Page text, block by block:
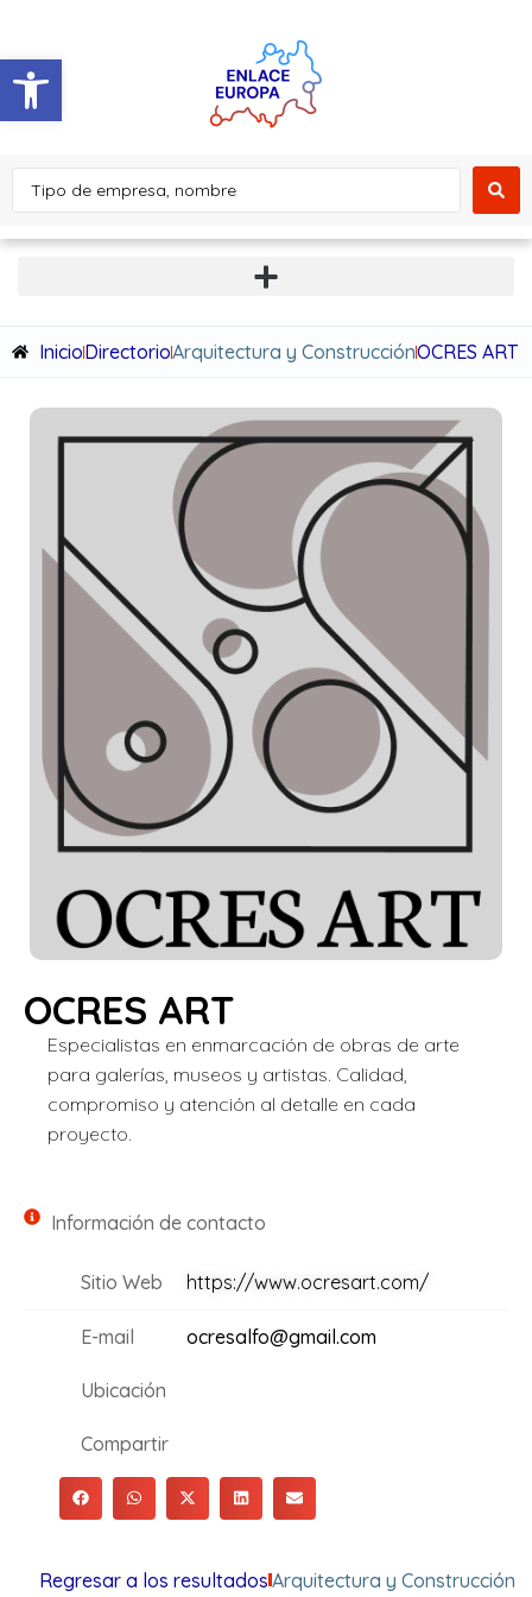
Abrir barra de herramientas
InicioDirectorioArquitectura y ConstrucciónOCRES ART
OCRES ART
Especialistas en enmarcación de obras de arte
para galerías, museos y artistas. Calidad,
compromiso y atención al detalle en cada
proyecto.
Información de contacto
Sitio Web https://www.ocresart.com/
E-mail ocresalfo@gmail.com
Ubicación
Compartir
Regresar a los resultadosArquitectura y Construcción